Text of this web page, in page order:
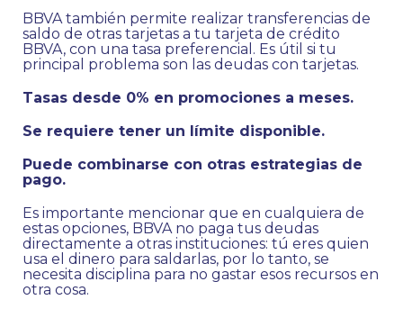
BBVA también permite realizar transferencias de
saldo de otras tarjetas a tu tarjeta de crédito
BBVA, con una tasa preferencial. Es útil si tu
principal problema son las deudas con tarjetas.
Tasas desde 0% en promociones a meses.
Se requiere tener un límite disponible.
Puede combinarse con otras estrategias de
pago.
Es importante mencionar que en cualquiera de
estas opciones, BBVA no paga tus deudas
directamente a otras instituciones: tú eres quien
usa el dinero para saldarlas, por lo tanto, se
necesita disciplina para no gastar esos recursos en
otra cosa.